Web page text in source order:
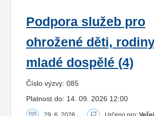
Podpora služeb pro
ohrožené děti,
mladé dospělé (4)
Číslo výzvy: 085
Platnost do: 14. 09. 2026 12:00